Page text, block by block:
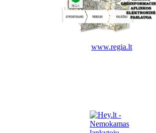
www.regia.lt